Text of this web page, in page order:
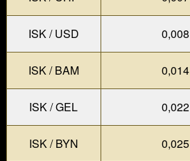
ISK / USD
0,008
ISK / BAM
0,014
ISK / GEL
0,022
ISK / BYN
0,025